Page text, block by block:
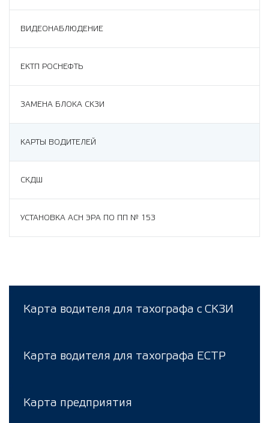
ВИДЕОНАБЛЮДЕНИЕ
ЕКТП РОСНЕФТЬ
ЗАМЕНА БЛОКА СКЗИ
КАРТЫ ВОДИТЕЛЕЙ
СКДШ
УСТАНОВКА АСН ЭРА ПО ПП № 153
Карта водителя для тахографа с СКЗИ
Карта водителя для тахографа ЕСТР
Карта предприятия